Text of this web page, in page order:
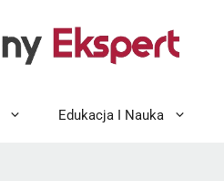
Edukacja I Nauka